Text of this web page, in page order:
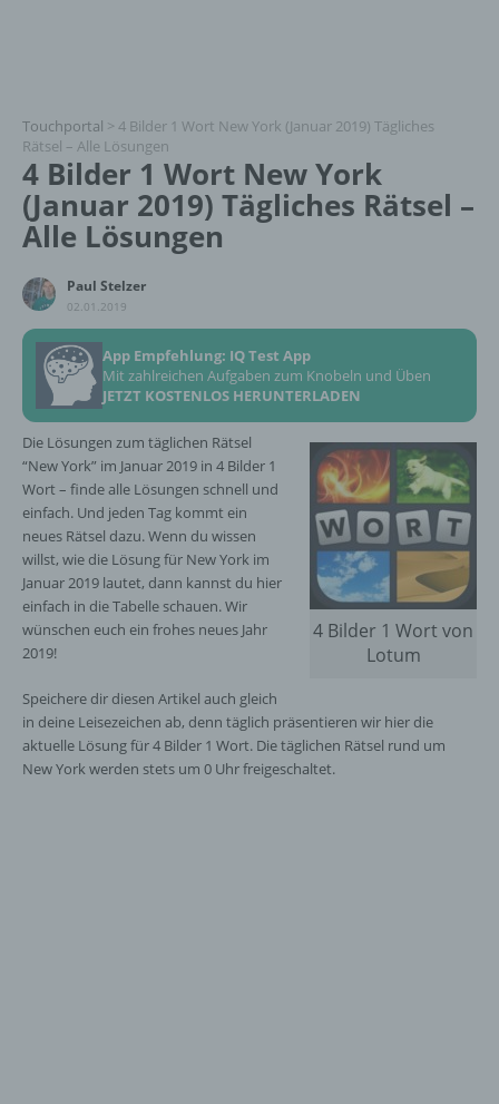
Touchportal > 4 Bilder 1 Wort New York (Januar 2019) Tägliches
Rätsel – Alle Lösungen
4 Bilder 1 Wort New York
(Januar 2019) Tägliches Rätsel –
Alle Lösungen
Paul Stelzer
02.01.2019
App Empfehlung: IQ Test App
Mit zahlreichen Aufgaben zum Knobeln und Üben
JETZT KOSTENLOS HERUNTERLADEN
4 Bilder 1 Wort von
Lotum
Die Lösungen zum täglichen Rätsel
“New York” im Januar 2019 in 4 Bilder 1
Wort – finde alle Lösungen schnell und
einfach. Und jeden Tag kommt ein
neues Rätsel dazu. Wenn du wissen
willst, wie die Lösung für New York im
Januar 2019 lautet, dann kannst du hier
einfach in die Tabelle schauen. Wir
wünschen euch ein frohes neues Jahr
2019!
Speichere dir diesen Artikel auch gleich
in deine Leisezeichen ab, denn täglich präsentieren wir hier die
aktuelle Lösung für 4 Bilder 1 Wort. Die täglichen Rätsel rund um
New York werden stets um 0 Uhr freigeschaltet.